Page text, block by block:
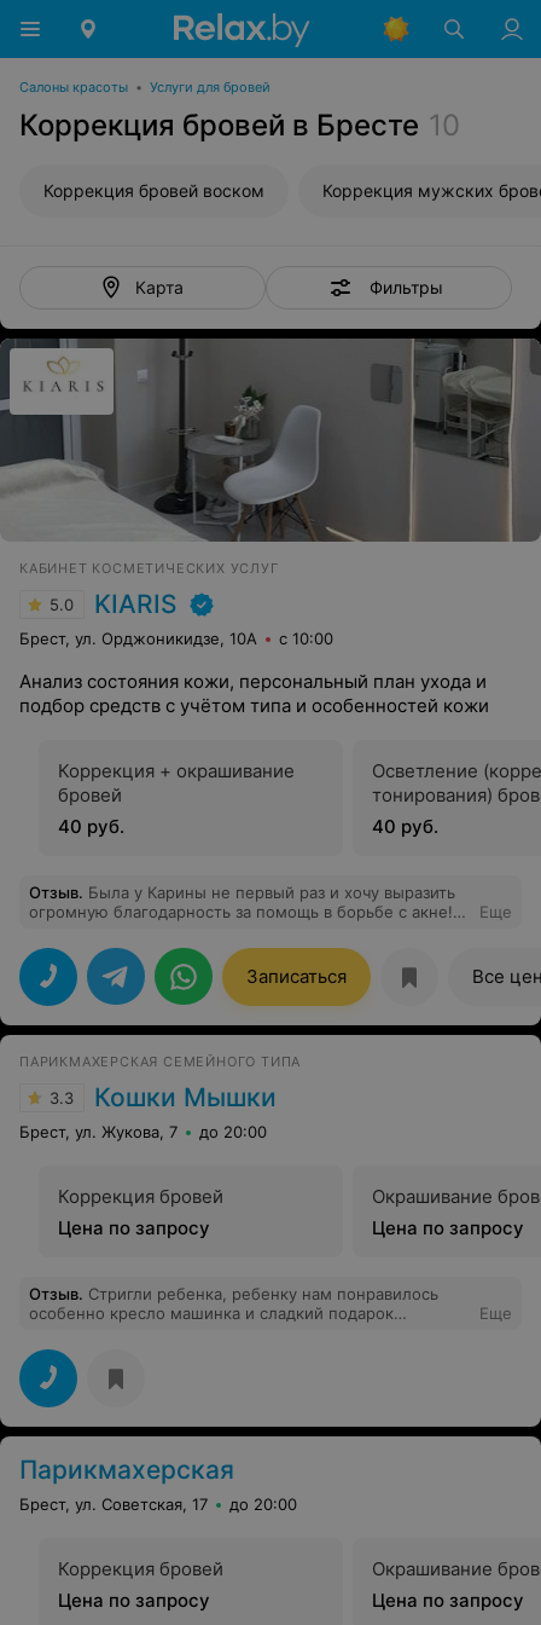
Салоны красоты • Услуги для бровей
Коррекция бровей в Бресте 10
Коррекция бровей воском Коррекция мужских
Карта Фильтры
КАБИНЕТ КОСМЕТИЧЕСКИХ УСЛУГ
5.0 KIARIS
Брест, ул. Орджоникидзе, 10А с 10:00
Анализ состояния кожи, персональный план ухода и
подбор средств с учётом типа и особенностей кожи
Коррекция + окрашивание
бровей
40 руб.
Осветление
тонирования)
40 руб.
Отзыв. Была у Карины не первый раз и хочу выразить
огромную благодарность за помощь в борьбе с акне!
попыток, я наконец-то вижу реальный результат. Кожа
стала заметно чище, воспаления ушли, а самое
главное - я чувствую себя увереннее. Карина -
настоящий профессионал своего дела, внимательная и
знающая, обладает глубокими знаниями в области
развивает. Все процедуры проводились очень
аккуратно и профессионально. Карина всегда
внимательна к моим потребностям, готова ответить на
мои вопросы и подробно объясняет, что и зачем мы
делаем. Она не только отличный косметолог, но и
очень рада, что нашла такого компетентного и
внимательного специалиста! Моя кожа выглядит
намного лучше, и я уверена, что благодаря
борется с акне!
Еще
Записаться Все
ПАРИКМАХЕРСКАЯ СЕМЕЙНОГО ТИПА
3.3 Кошки Мышки
Брест, ул. Жукова, 7 до 20:00
Коррекция бровей
Цена по запросу
Окрашивание
Цена по запросу
Отзыв. Стригли ребенка, ребенку нам понравилось
особенно кресло машинка и сладкий подарок
Еще
Парикмахерская
Брест, ул. Советская, 17 до 20:00
Коррекция бровей
Цена по запросу
Окрашивание
Цена по запросу